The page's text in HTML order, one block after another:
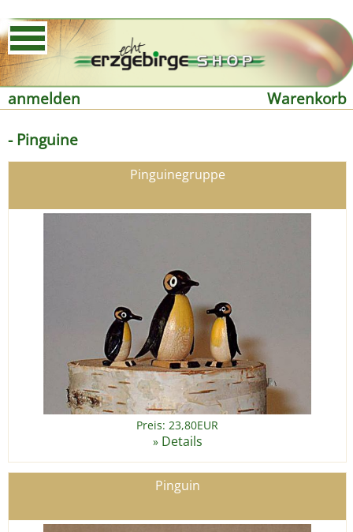
anmelden
Warenkorb
- Pinguine
Pinguinegruppe
Preis: 23,80EUR
» Details
Pinguin